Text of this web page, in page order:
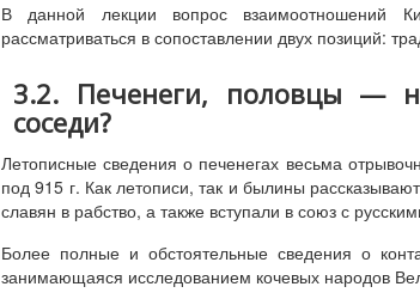
В данной лекции вопрос взаимоотношений
рассматриваться в сопоставлении двух позиций:
3.2. Печенеги, половцы —
соседи?
Летописные сведения о печенегах весьма
под 915 г. Как летописи, так и былины
славян в рабство, а также вступали в союз с
Более полные и обстоятельные сведения о
занимающаяся исследованием кочевых народов